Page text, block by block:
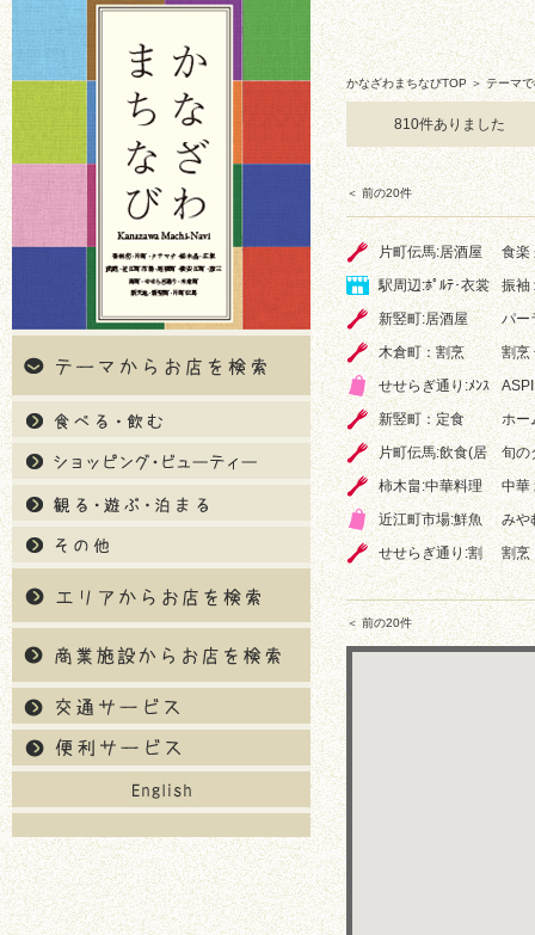
かなざわまちなびTOP＞ テーマ
810件ありました
＜ 前の20件
片町伝馬:居酒屋
食楽
駅周辺:ﾎﾟﾙﾃ･衣裳
振
新竪町:居酒屋
パー
木倉町：割烹
割烹
せせらぎ通り:ﾒﾝｽ
新竪町：定食
ホー
片町伝馬:飲食(居
旬の
柿木畠:中華料理
中華
近江町市場:鮮魚
みや
せせらぎ通り:割
割烹
＜ 前の20件